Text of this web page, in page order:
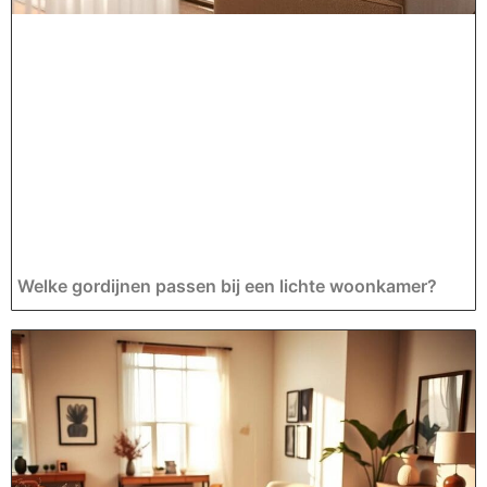
Welke gordijnen passen bij een lichte woonkamer?